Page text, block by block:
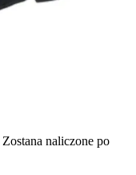
Zostana naliczone po